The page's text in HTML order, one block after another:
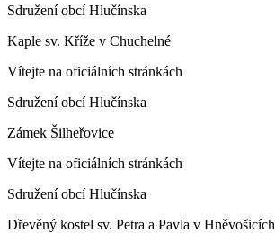
Sdružení obcí Hlučínska
Kaple sv. Kříže v Chuchelné
Vítejte na oficiálních stránkách
Sdružení obcí Hlučínska
Zámek Šilheřovice
Vítejte na oficiálních stránkách
Sdružení obcí Hlučínska
Dřevěný kostel sv. Petra a Pavla v Hněvošicích